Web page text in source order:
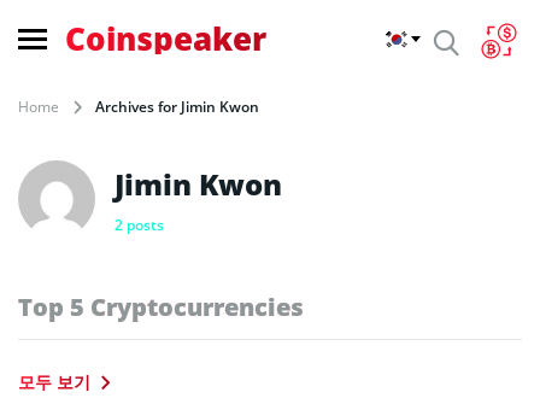
Coinspeaker
Home Archives for Jimin Kwon
2 posts
Jimin Kwon
Top 5 Cryptocurrencies
모두 보기